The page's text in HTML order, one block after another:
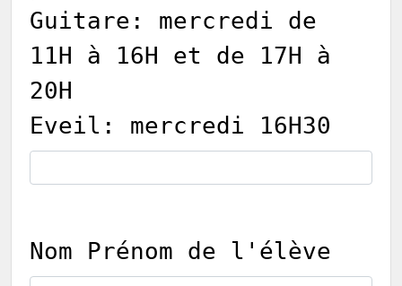
Guitare: mercredi de
11H à 16H et de 17H à
20H
Eveil: mercredi 16H30
Nom Prénom de l'élève